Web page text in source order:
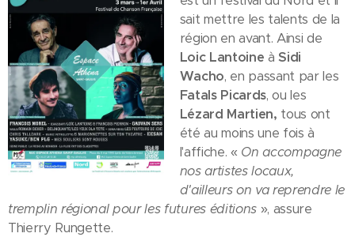
sait mettre les talents de la
région en avant. Ainsi de
Loic Lantoine à Sidi
Wacho, en passant par les
Fatals Picards, ou les
Lézard Martien, tous ont
été au moins une fois à
l'affiche. « On accompagne
nos artistes locaux,
d'ailleurs on va reprendre le
tremplin régional pour les futures éditions », assure
Thierry Rungette.